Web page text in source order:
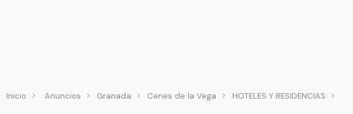
Inicio Anuncios Granada Cenes de la Vega HOTELES Y RESIDENCIAS